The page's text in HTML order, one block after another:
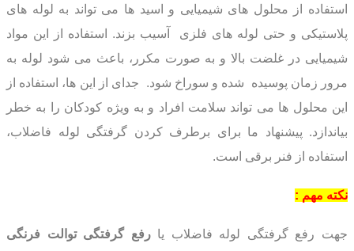
استفاده از محلول های شیمیایی و اسید ها می تواند به لوله های
پلاستیکی و حتی لوله های فلزی
آسیب بزند.
استفاده از این مواد
شیمیایی در غلضت بالا و به صورت مکرر، باعث می شود لوله به
مرور زمان پوسیده شده و سوراخ شود. جدای از این ها، استفاده از
این محلول ها می تواند سلامت افراد و به ویژه کودکان را به خطر
بیاندازد. پیشنهاد ما برای برطرف کردن گرفتگی لوله فاضلاب،
استفاده از فنر برقی است.
نکته مهم :
جهت رفع گرفتگی لوله فاضلاب یارفع گرفتگی توالت فرنگی